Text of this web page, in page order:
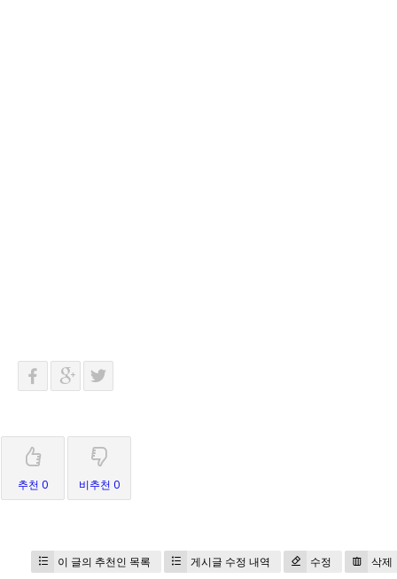
추천 0 비추천 0
이 글의 추천인 목록 게시글 수정 내역 수정 삭제